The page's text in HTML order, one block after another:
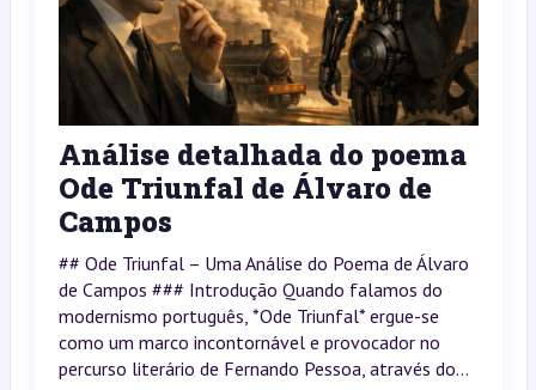
Análise detalhada do poema
Ode Triunfal de Álvaro de
Campos
## Ode Triunfal – Uma Análise do Poema de Álvaro
de Campos ### Introdução Quando falamos do
modernismo português, *Ode Triunfal* ergue-se
como um marco incontornável e provocador no
percurso literário de Fernando Pessoa, através do...